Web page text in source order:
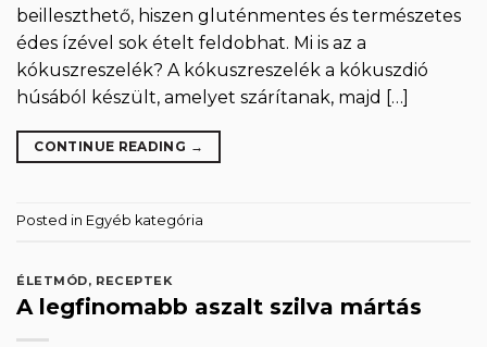
beilleszthető, hiszen gluténmentes és természetes
édes ízével sok ételt feldobhat. Mi is az a
kókuszreszelék? A kókuszreszelék a kókuszdió
húsából készült, amelyet szárítanak, majd […]
CONTINUE READING →
Posted in Egyéb kategória
ÉLETMÓD, RECEPTEK
A legfinomabb aszalt szilva mártás